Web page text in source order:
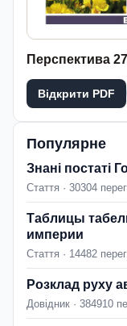
Перспектива 27
Відкрити PDF
Популярне
Знані постаті
Стаття · 30304
Таблицы
империи
Стаття · 14482
Розклад руху
Довідник · 384910